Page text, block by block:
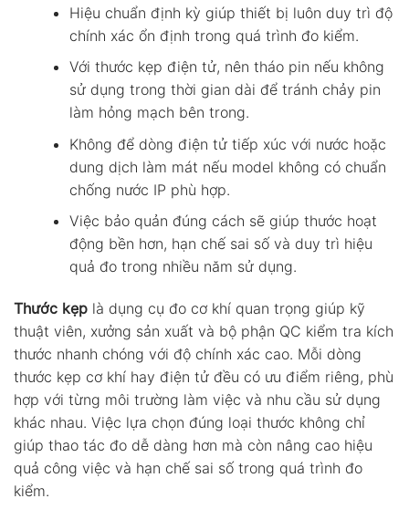
Hiệu chuẩn định kỳ giúp thiết bị luôn duy trì độ
chính xác ổn định trong quá trình đo kiểm.
Với thước kẹp điện tử, nên tháo pin nếu không
sử dụng trong thời gian dài để tránh chảy pin
làm hỏng mạch bên trong.
Không để dòng điện tử tiếp xúc với nước hoặc
dung dịch làm mát nếu model không có chuẩn
chống nước IP phù hợp.
Việc bảo quản đúng cách sẽ giúp thước hoạt
động bền hơn, hạn chế sai số và duy trì hiệu
quả đo trong nhiều năm sử dụng.
Thước kẹp là dụng cụ đo cơ khí quan trọng giúp kỹ
thuật viên, xưởng sản xuất và bộ phận QC kiểm tra kích
thước nhanh chóng với độ chính xác cao. Mỗi dòng
thước kẹp cơ khí hay điện tử đều có ưu điểm riêng, phù
hợp với từng môi trường làm việc và nhu cầu sử dụng
khác nhau. Việc lựa chọn đúng loại thước không chỉ
giúp thao tác đo dễ dàng hơn mà còn nâng cao hiệu
quả công việc và hạn chế sai số trong quá trình đo
kiểm.